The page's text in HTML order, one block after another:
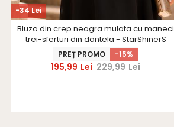
-34 Lei
Bluza din crep neagra mulata cu maneci
trei-sferturi din dantela - StarShinerS
PREȚ PROMO -15%
195,99 Lei 229,99 Lei